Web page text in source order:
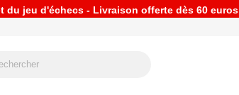
du jeu d'échecs - Livraison offerte dès 60 euros